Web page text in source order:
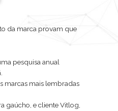
da marca provam que
pesquisa anual
marcas mais lembradas
gaúcho, e cliente Vitlog,